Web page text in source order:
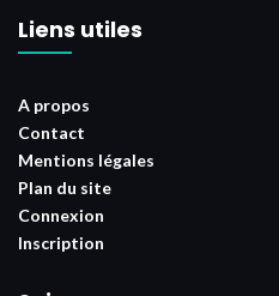
Liens utiles
A propos
Contact
Mentions légales
Plan du site
Connexion
Inscription